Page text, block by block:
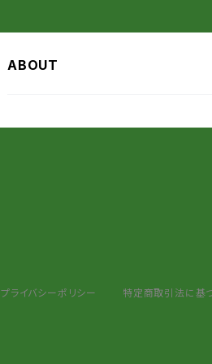
ABOUT
プライバシーポリシー 特定商取引法に基